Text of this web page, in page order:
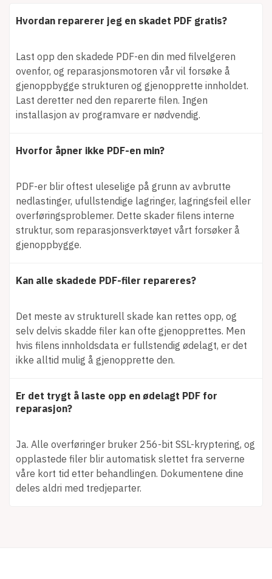
Hvordan reparerer jeg en skadet PDF gratis?
Last opp den skadede PDF-en din med filvelgeren
ovenfor, og reparasjonsmotoren vår vil forsøke å
gjenoppbygge strukturen og gjenopprette innholdet.
Last deretter ned den reparerte filen. Ingen
installasjon av programvare er nødvendig.
Hvorfor åpner ikke PDF-en min?
PDF-er blir oftest uleselige på grunn av avbrutte
nedlastinger, ufullstendige lagringer, lagringsfeil eller
overføringsproblemer. Dette skader filens interne
struktur, som reparasjonsverktøyet vårt forsøker å
gjenoppbygge.
Kan alle skadede PDF-filer repareres?
Det meste av strukturell skade kan rettes opp, og
selv delvis skadde filer kan ofte gjenopprettes. Men
hvis filens innholdsdata er fullstendig ødelagt, er det
ikke alltid mulig å gjenopprette den.
Er det trygt å laste opp en ødelagt PDF for
reparasjon?
Ja. Alle overføringer bruker 256-bit SSL-kryptering, og
opplastede filer blir automatisk slettet fra serverne
våre kort tid etter behandlingen. Dokumentene dine
deles aldri med tredjeparter.